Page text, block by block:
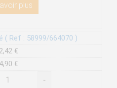
plus
( Ref : 58999/664070 )
€
€
-